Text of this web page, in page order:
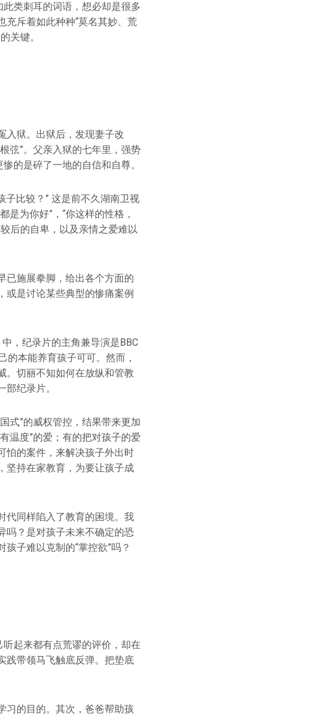
此类刺耳的词语，想必却是很多
充斥着如此种种“莫名其妙、荒
关键。
入狱。出狱后，发现妻子改
弦”。父亲入狱的七年里，强势
的是碎了一地的自信和自尊。
子比较？” 这是前不久湖南卫视
是为你好”，“你这样的性格，
后的自卑，以及亲情之爱难以
已施展拳脚，给出各个方面的
或是讨论某些典型的惨痛案例
，纪录片的主角兼导演是BBC
的本能养育孩子可可。然而，
。切丽不知如何在放纵和管教
纪录片。
式”的威权管控，结果带来更加
温度”的爱；有的把对孩子的爱
怕的案件，来解决孩子外出时
坚持在家教育，为要让孩子成
代同样陷入了教育的困境。我
吗？是对孩子未来不确定的恐
子难以克制的“掌控欲”吗？
起来都有点荒谬的评价，却在
践带领马飞触底反弹。把垫底
习的目的。其次，爸爸帮助孩